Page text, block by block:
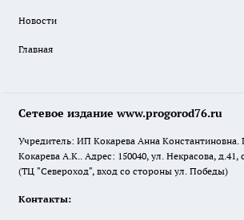
Новости
Главная
Сетевое издание www.progorod76.ru
Учредитель: ИП Кокарева Анна Константиновна.
Кокарева А.К.. Адрес: 150040, ул. Некрасова,
(ТЦ "Североход", вход со стороны ул. Победы)
Контакты: